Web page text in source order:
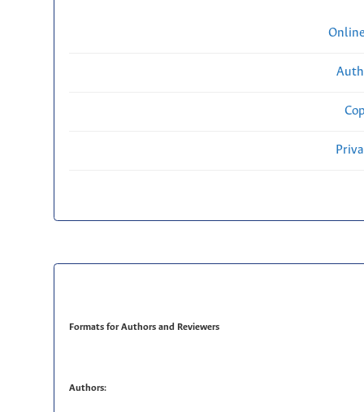
Formats for Authors and Reviewers
Authors: